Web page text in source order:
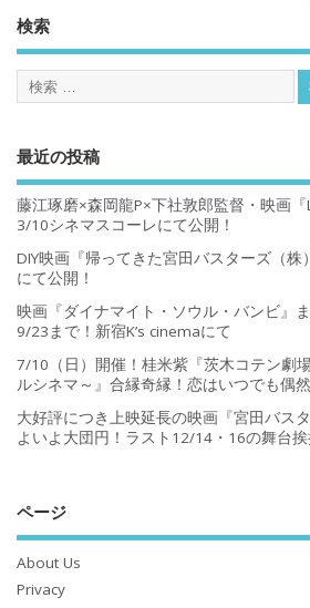
検索
最近の投稿
藤江琢磨×森岡龍P×下社敦郎監督・映画『
3/10シネマスコーレにて公開！
DIY映画『帰ってきた宮田バスターズ（
にて公開！
映画『ダイナマイト・ソウル・バンビ』
9/23まで！新宿K’s cinemaにて
7/10（日）開催！桂米紫『茨木コテン劇
ルシネマ～』合縁奇縁！恋はいつでも偶
大好評につき上映延長の映画『宮田バス
よいよ大団円！ラスト12/14・16の舞台挨
ページ
About Us
Privacy